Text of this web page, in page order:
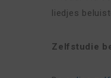
liedjes
Zelfstudie